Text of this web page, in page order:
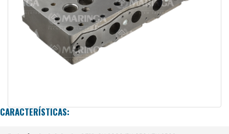
CARACTERÍSTICAS: